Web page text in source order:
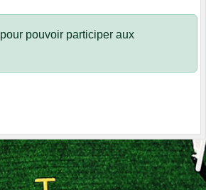
pour pouvoir participer aux